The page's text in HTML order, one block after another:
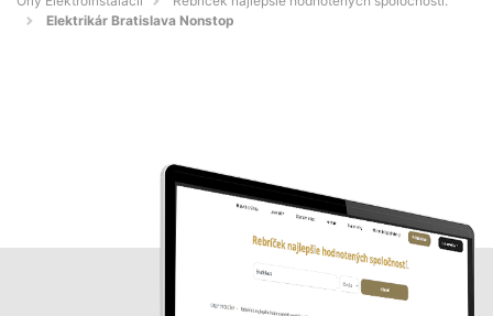
Elektrikár Bratislava Nonstop